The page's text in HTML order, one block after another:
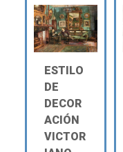
ESTILO
DE
DECOR
ACIÓN
VICTOR